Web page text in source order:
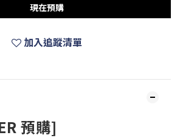
現在預購
加入追蹤清單
預購]